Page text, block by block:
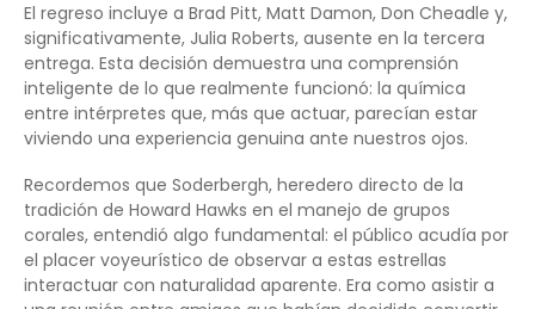
El regreso incluye a Brad Pitt, Matt Damon, Don Cheadle y,
significativamente, Julia Roberts, ausente en la tercera
entrega. Esta decisión demuestra una comprensión
inteligente de lo que realmente funcionó: la química
entre intérpretes que, más que actuar, parecían estar
viviendo una experiencia genuina ante nuestros ojos.
Recordemos que Soderbergh, heredero directo de la
tradición de Howard Hawks en el manejo de grupos
corales, entendió algo fundamental: el público acudía por
el placer voyeurístico de observar a estas estrellas
interactuar con naturalidad aparente. Era como asistir a